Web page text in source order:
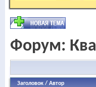
Форум:
Заголовок / Автор